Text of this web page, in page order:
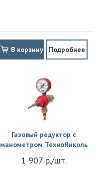
В корзину Подробнее
Газовый редуктор с
манометром ТехноНиколь
1 907 р./шт.